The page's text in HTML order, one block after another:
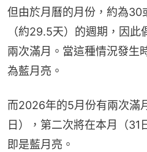
但由於月曆的月份，約為30
（約29.5天）的週期，因
兩次滿月。當這種情況發生
為藍月亮。
而2026年的5月份有兩次滿
日），第二次將在本月（31
即是藍月亮。